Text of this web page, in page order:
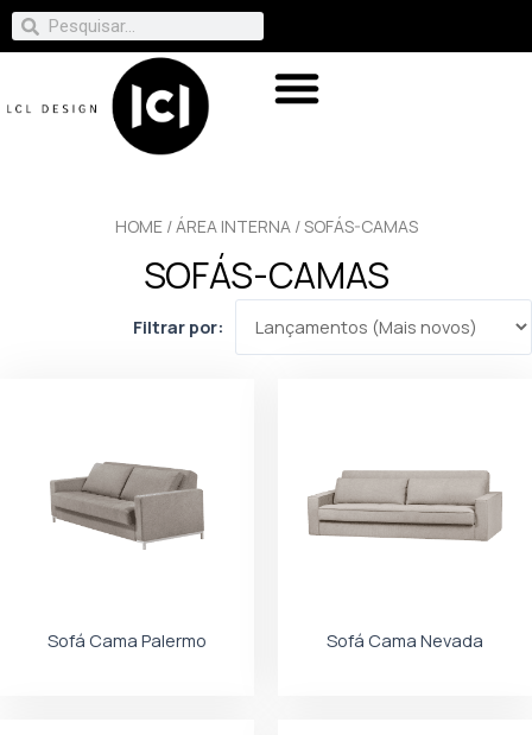
HOME/ÁREA INTERNA / SOFÁS-CAMAS
SOFÁS-CAMAS
Filtrar por:
Sofá Cama Palermo Sofá Cama Nevada